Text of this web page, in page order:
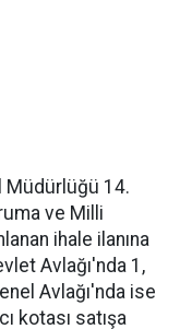
Müdürlüğü 14.
ve Milli
ihale ilanına
Avlağı'nda 1,
Avlağı'nda ise
kotası satışa